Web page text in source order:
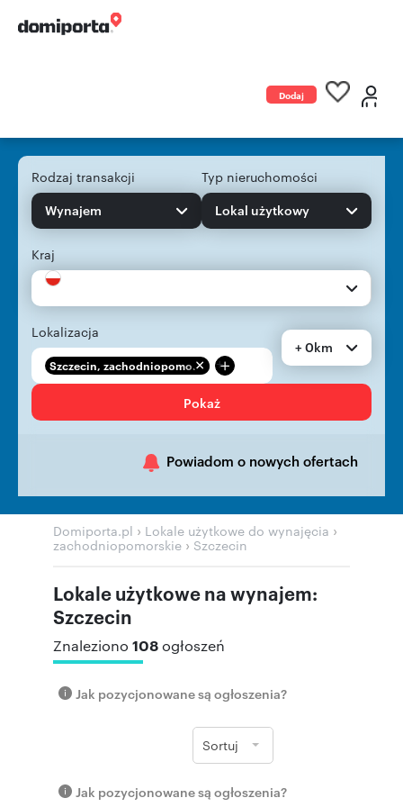
Dodaj
Rodzaj transakcji
Wynajem
Typ nieruchomości
Lokal użytkowy
Kraj
Lokalizacja
Szczecin, zachodniopomo... +
+ 0km
Pokaż
Powiadom o nowych ofertach
Domiporta.pl › Lokale użytkowe do wynajęcia ›
zachodniopomorskie › Szczecin
Lokale użytkowe na wynajem:
Szczecin
Znaleziono 108ogłoszeń
Jak pozycjonowane są ogłoszenia?
Sortuj
Jak pozycjonowane są ogłoszenia?